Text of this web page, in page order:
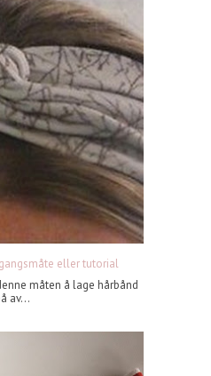
eller tutorial
måten å lage hårbånd
av...